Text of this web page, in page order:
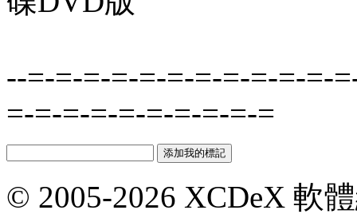
--=-=-=-=-=-=-=-=-=-=-=-
=-=-=-=-=-=-=-=-=-=
© 2005-2026 XCDeX 軟